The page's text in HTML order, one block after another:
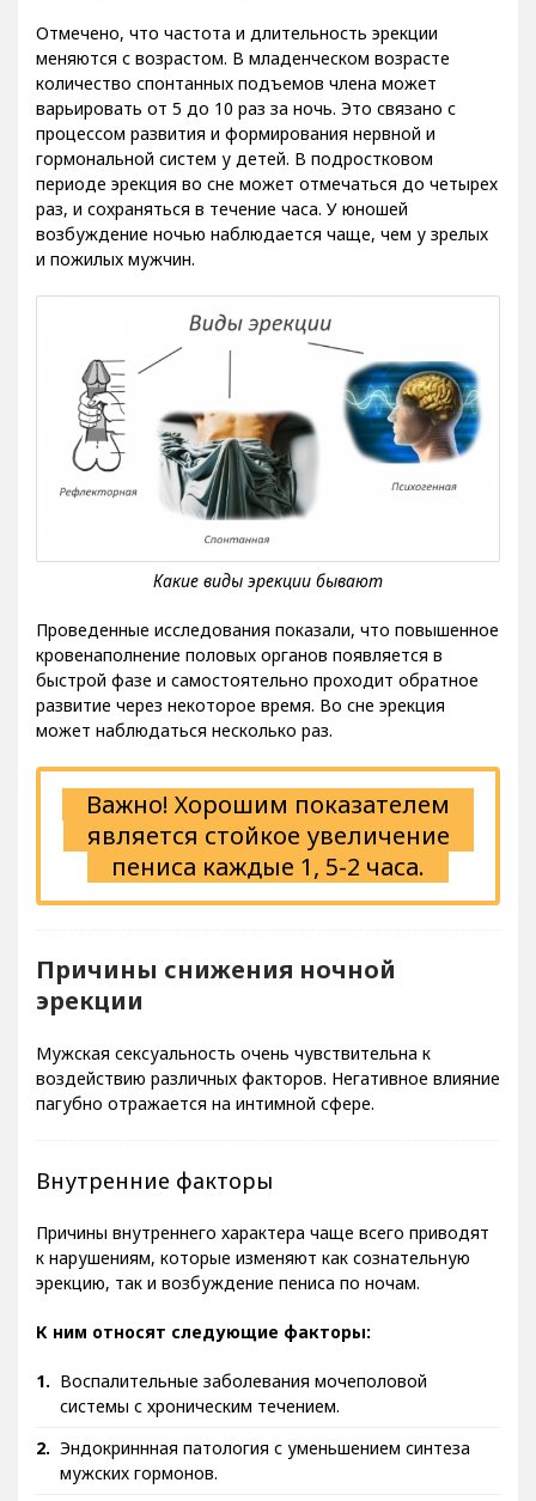
Отмечено, что частота и длительность эрекции
меняются с возрастом. В младенческом возрасте
количество спонтанных подъемов члена может
варьировать от 5 до 10 раз за ночь. Это связано с
процессом развития и формирования нервной и
гормональной систем у детей. В подростковом
периоде эрекция во сне может отмечаться до четырех
раз, и сохраняться в течение часа. У юношей
возбуждение ночью наблюдается чаще, чем у зрелых
и пожилых мужчин.
Проведенные исследования показали, что повышенное
кровенаполнение половых органов появляется в
быстрой фазе и самостоятельно проходит обратное
развитие через некоторое время. Во сне эрекция
может наблюдаться несколько раз.
Важно! Хорошим показателем
является стойкое увеличение
пениса каждые 1, 5-2 часа.
Причины снижения ночной
эрекции
Мужская сексуальность очень чувствительна к
воздействию различных факторов. Негативное влияние
пагубно отражается на интимной сфере.
Внутренние факторы
Причины внутреннего характера чаще всего приводят
к нарушениям, которые изменяют как сознательную
эрекцию, так и возбуждение пениса по ночам.
К ним относят следующие факторы:
Воспалительные заболевания мочеполовой
системы с хроническим течением.
Эндокриннная патология с уменьшением синтеза
мужских гормонов.